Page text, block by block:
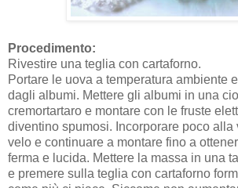
Procedimento:
Rivestire una teglia con cartaforno.
Portare le uova a temperatura ambiente
dagli albumi. Mettere gli albumi in una
cremortartaro e montare con le fruste
diventino spumosi. Incorporare poco alla
velo e continuare a montare fino a
ferma e lucida. Mettere la massa in una
e premere sulla teglia con cartaforno